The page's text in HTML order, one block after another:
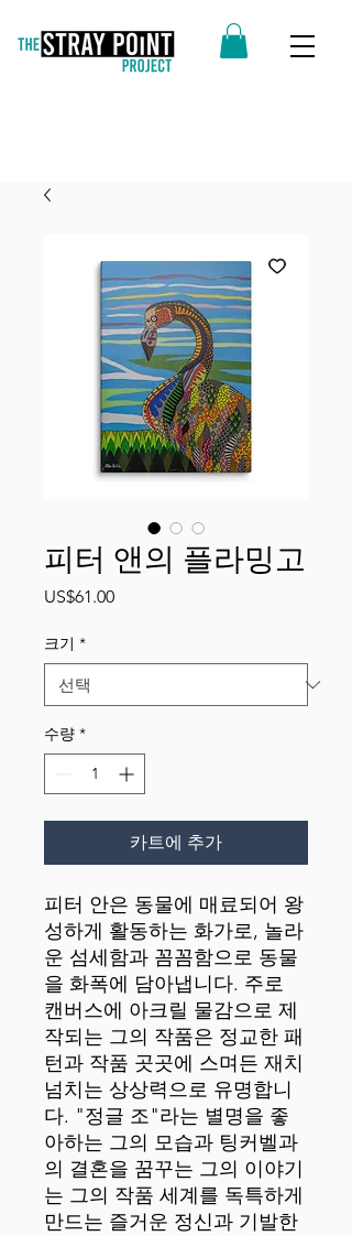
피터 앤의 플라밍고
US$61.00가
크기 *
수량 *
카트에 추가
피터 안은 동물에 매료되어 왕
성하게 활동하는 화가로, 놀라
운 섬세함과 꼼꼼함으로 동물
을 화폭에 담아냅니다. 주로
캔버스에 아크릴 물감으로 제
작되는 그의 작품은 정교한 패
턴과 작품 곳곳에 스며든 재치
넘치는 상상력으로 유명합니
다. "정글 조"라는 별명을 좋
아하는 그의 모습과 팅커벨과
의 결혼을 꿈꾸는 그의 이야기
는 그의 작품 세계를 독특하게
만드는 즐거운 정신과 기발한